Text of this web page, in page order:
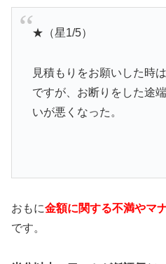
★（星1/5）
見積もりをお願いした時
ですが、お断りをした途
いが悪くなった。
おもに金額に関する不満やマ
です。